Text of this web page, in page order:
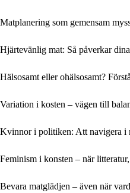
Matplanering som gemensam
Hjärtevänlig mat: Så påverkar
Hälsosamt eller ohälsosamt?
Variation i kosten – vägen till
Kvinnor i politiken: Att navigera i
Feminism i konsten – när
Bevara matglädjen – även när